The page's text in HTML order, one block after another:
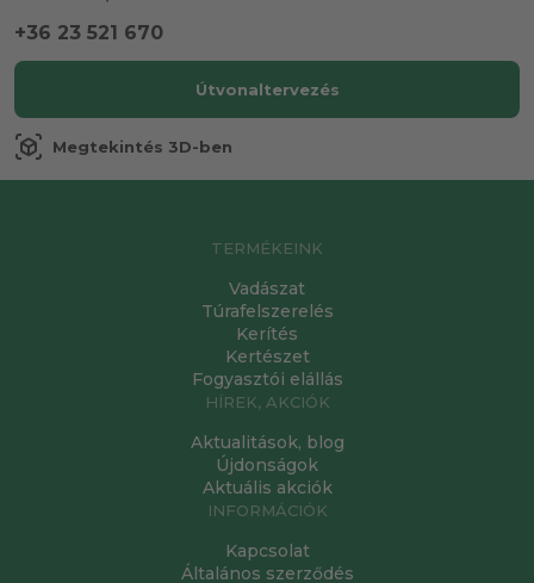
+36 23 521 670
Útvonaltervezés
view_in_ar Megtekintés 3D-ben
TERMÉKEINK
Vadászat
Túrafelszerelés
Kerítés
Kertészet
Fogyasztói elállás
HÍREK, AKCIÓK
Aktualitások, blog
Újdonságok
Aktuális akciók
INFORMÁCIÓK
Kapcsolat
Általános szerződés